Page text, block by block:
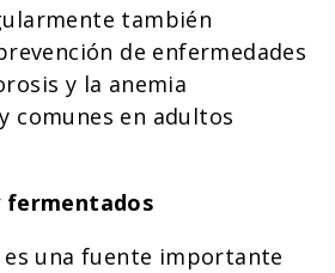
también
de enfermedades
y la anemia
comunes en adultos
fermentados
una fuente importante